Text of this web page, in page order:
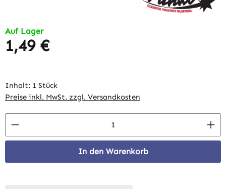
Auf Lager
Regulärer Preis:
1,49 €
Inhalt: 1 Stück
Preise inkl. MwSt. zzgl. Versandkosten
Produkt Anzahl: Gib den gewünschten
In den Warenkorb